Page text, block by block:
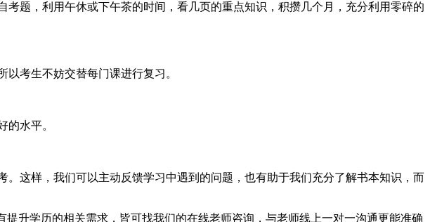
题，利用午休或下午茶的时间，看几页的重点知识，积攒几个月，充分利用零碎的
考生不妨交替每门课进行复习。
的水平。
这样，我们可以主动反馈学习中遇到的问题，也有助于我们充分了解书本知识，而
升学历的相关需求，皆可找我们的在线老师咨询，与老师线上一对一沟通更能准确